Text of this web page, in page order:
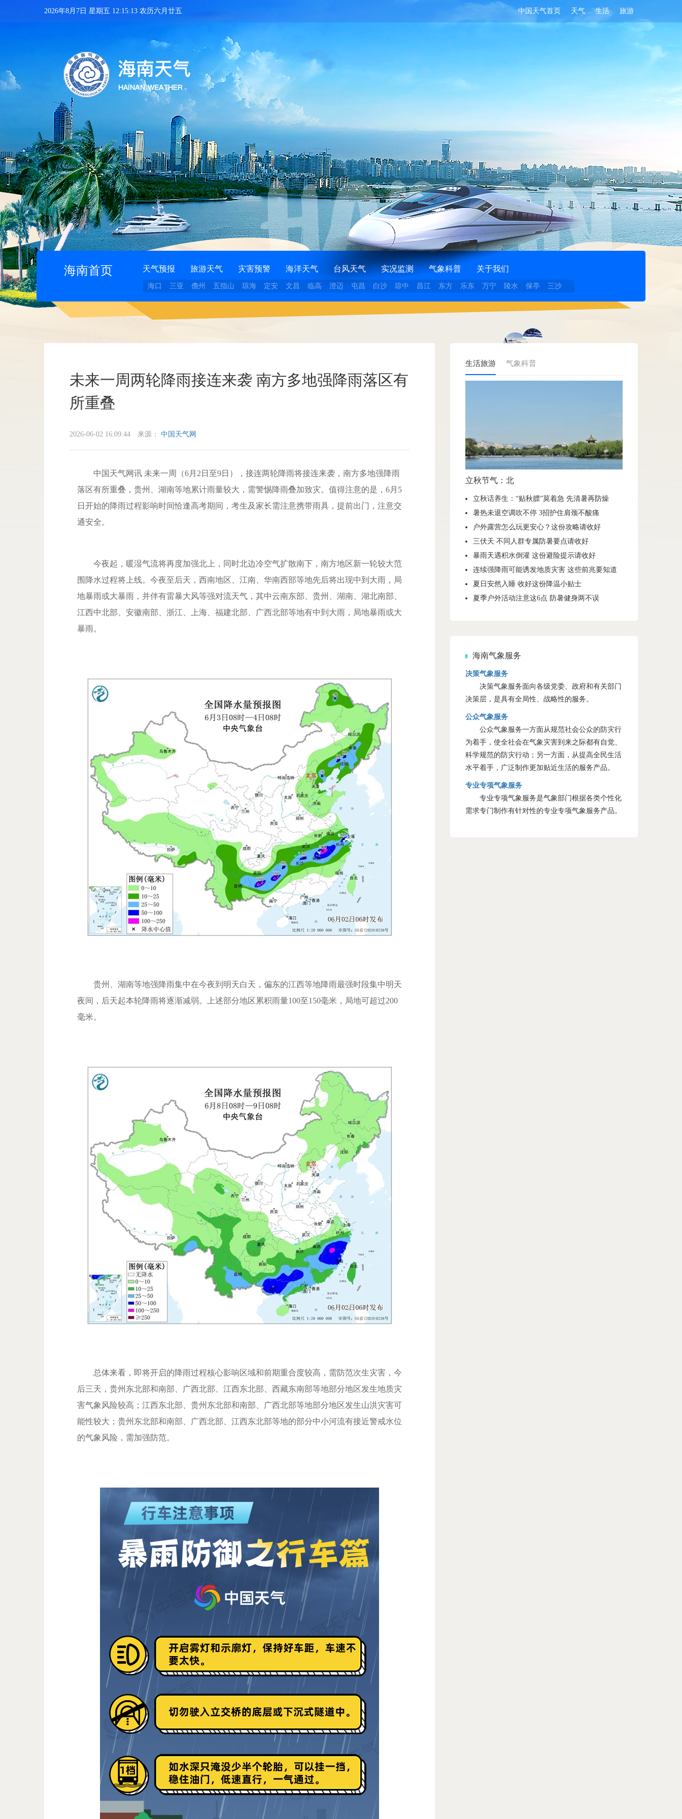
中国天气首页 天气 生活 旅游
2026年8月7日 星期五 12:15:14 农历六月廿五
海南首页 天气预报 旅游天气 灾害预警 海洋天气 台风天气 实况监测 气象科普 关于我们
海口 三亚 儋州 五指山 琼海 定安 文昌 临高 澄迈 屯昌 白沙 琼中 昌江 东方 乐东 万宁 陵水 保亭 三沙
未来一周两轮降雨接连来袭 南方多地强降雨落区有
所重叠
2026-06-02 16:09:44 来源： 中国天气网
中国天气网讯 未来一周（6月2日至9日），接连两轮降雨将接连来袭，南方多地强降雨
落区有所重叠，贵州、湖南等地累计雨量较大，需警惕降雨叠加致灾。值得注意的是，6月5
日开始的降雨过程影响时间恰逢高考期间，考生及家长需注意携带雨具，提前出门，注意交
通安全。
今夜起，暖湿气流将再度加强北上，同时北边冷空气扩散南下，南方地区新一轮较大范
围降水过程将上线。今夜至后天，西南地区、江南、华南西部等地先后将出现中到大雨，局
地暴雨或大暴雨，并伴有雷暴大风等强对流天气，其中云南东部、贵州、湖南、湖北南部、
江西中北部、安徽南部、浙江、上海、福建北部、广西北部等地有中到大雨，局地暴雨或大
暴雨。
贵州、湖南等地强降雨集中在今夜到明天白天，偏东的江西等地降雨最强时段集中明天
夜间，后天起本轮降雨将逐渐减弱。上述部分地区累积雨量100至150毫米，局地可超过200
毫米。
总体来看，即将开启的降雨过程核心影响区域和前期重合度较高，需防范次生灾害，今
后三天，贵州东北部和南部、广西北部、江西东北部、西藏东南部等地部分地区发生地质灾
害气象风险较高；江西东北部、贵州东北部和南部、广西北部等地部分地区发生山洪灾害可
能性较大；贵州东北部和南部、广西北部、江西东北部等地的部分中小河流有接近警戒水位
的气象风险，需加强防范。
生活旅游 气象科普
立秋节气：北
立秋话养生：“贴秋膘”莫着急 先清暑再防燥
暑热未退空调吹不停 3招护住肩颈不酸痛
户外露营怎么玩更安心？这份攻略请收好
三伏天 不同人群专属防暑要点请收好
暴雨天遇积水倒灌 这份避险提示请收好
连续强降雨可能诱发地质灾害 这些前兆要知道
夏日安然入睡 收好这份降温小贴士
夏季户外活动注意这6点 防暑健身两不误
海南气象服务
决策气象服务
决策气象服务面向各级党委、政府和有关部门
决策层，是具有全局性、战略性的服务。
公众气象服务
公众气象服务一方面从规范社会公众的防灾行
为着手，使全社会在气象灾害到来之际都有自觉、
科学规范的防灾行动；另一方面，从提高全民生活
水平着手，广泛制作更加贴近生活的服务产品。
专业专项气象服务
专业专项气象服务是气象部门根据各类个性化
需求专门制作有针对性的专业专项气象服务产品。